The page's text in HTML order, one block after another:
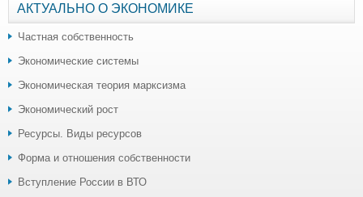
АКТУАЛЬНО О ЭКОНОМИКЕ
Частная собственность
Экономические системы
Экономическая теория марксизма
Экономический рост
Ресурсы. Виды ресурсов
Форма и отношения собственности
Вступление России в ВТО